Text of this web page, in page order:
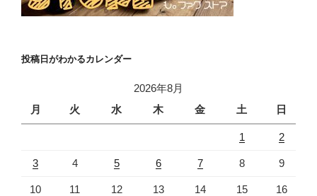
投稿日がわかるカレンダー
2026年8月
月
火 水 木 金 土 日
1 2
3 4 5 6 7 8 9
10 11 12 13 14 15 16